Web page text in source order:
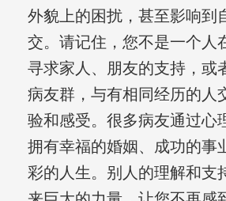
外貌上的困扰，甚至影响到
交。请记住，您不是一个人
寻求家人、朋友的支持，或
病友群，与有相同经历的人
验和感受。很多病友通过心
拥有幸福的婚姻、成功的事
彩的人生。别人的理解和支